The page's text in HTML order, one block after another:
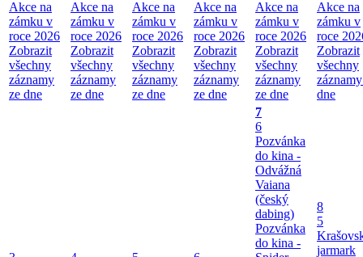
Akce na
zámku v
roce 2026
Zobrazit
všechny
záznamy
ze dne
Akce na
zámku v
roce 2026
Zobrazit
všechny
záznamy
ze dne
Akce na
zámku v
roce 2026
Zobrazit
všechny
záznamy
ze dne
Akce na
zámku v
roce 2026
Zobrazit
všechny
záznamy
ze dne
Akce na
zámku v
roce 2026
Zobrazit
všechny
záznamy
ze dne
Akce na
zámku v
roce
Zobrazit
všechny
dne
7
6
Pozvánka
do kina -
Odvážná
Vaiana
(český
dabing)
Pozvánka
do kina -
8
5
jarmark